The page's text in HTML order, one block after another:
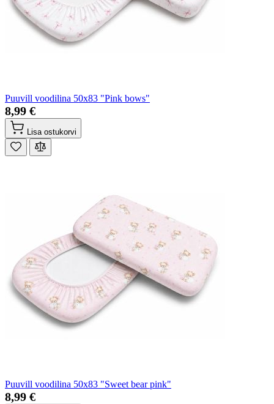
Puuvill voodilina 50x83 "Pink bows"
8,99 €
Lisa ostukorvi
Puuvill voodilina 50x83 "Sweet bear pink"
8,99 €